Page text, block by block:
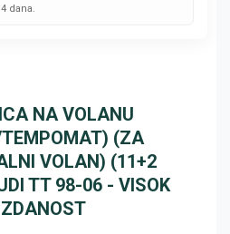
dana.
NA VOLANU
(ZA
VOLAN) (11+2
TT 98-06 - VISOK